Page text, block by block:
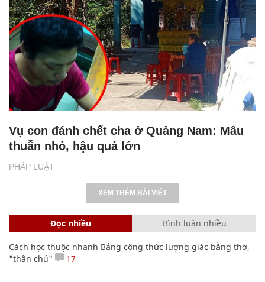
PHÁP LUẬT
Vụ con đánh chết cha ở Quảng Nam: Mâu
thuẫn nhỏ, hậu quả lớn
XEM THÊM BÀI VIẾT
Đọc nhiều Bình luận nhiều
Cách học thuộc nhanh Bảng công thức lượng giác bằng thơ,
"thần chú"
17